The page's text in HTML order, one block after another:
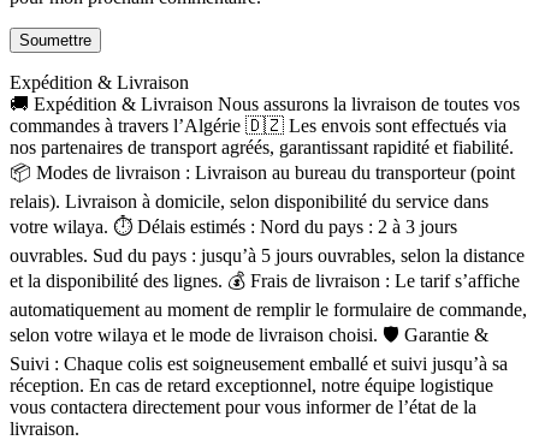
Expédition & Livraison
🚚 Expédition & Livraison Nous assurons la livraison de toutes vos
commandes à travers l’Algérie 🇩🇿 Les envois sont effectués via
nos partenaires de transport agréés, garantissant rapidité et fiabilité.
📦 Modes de livraison : Livraison au bureau du transporteur (point
relais). Livraison à domicile, selon disponibilité du service dans
votre wilaya. ⏱ Délais estimés : Nord du pays : 2 à 3 jours
ouvrables. Sud du pays : jusqu’à 5 jours ouvrables, selon la distance
et la disponibilité des lignes. 💰 Frais de livraison : Le tarif s’affiche
automatiquement au moment de remplir le formulaire de commande,
selon votre wilaya et le mode de livraison choisi. 🛡 Garantie &
Suivi : Chaque colis est soigneusement emballé et suivi jusqu’à sa
réception. En cas de retard exceptionnel, notre équipe logistique
vous contactera directement pour vous informer de l’état de la
livraison.